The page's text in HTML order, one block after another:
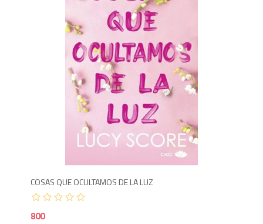
COSAS QUE OCULTAMOS DE LA LUZ
800